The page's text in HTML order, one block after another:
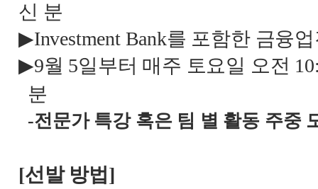
신 분
▶Investment Bank를 포함한 금융
▶9월 5일부터 매주 토요일 오전
분
-전문가 특강 혹은 팀 별 활동 주중
[선발 방법 ]